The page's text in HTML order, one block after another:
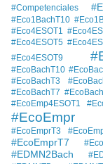
#Competenciales
#Eco1BachT10
#Eco4ESOT1
#Eco4ESOT5
#Eco4ESOT9
#EcoBachT10
#EcoBachT3
#EcoBachT7
#EcoEmp4ESOT1
#EcoEmpr
#EcoEmprT3
#EcoEmprT7
#EDMN2Bach